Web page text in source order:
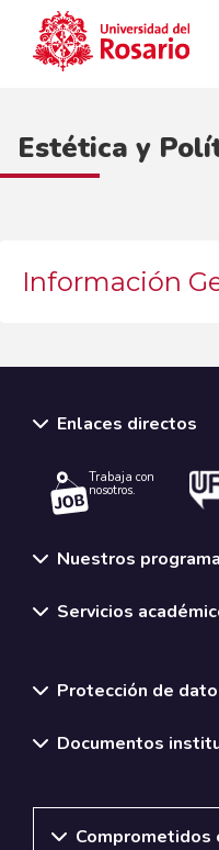
Estética y
Información
Enlaces directos
Trabaja con
nosotros.
Nuestros
Servicios
Protección de
Documentos
Comprometidos